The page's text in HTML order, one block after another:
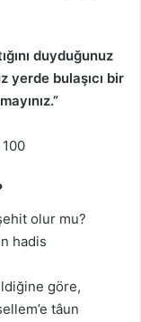
duyduğunuz
yerde bulaşıcı bir
olur mu?
hadis
göre,
tâun